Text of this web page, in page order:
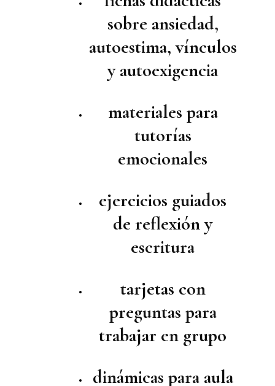
sobre ansiedad,
autoestima, vínculos
y autoexigencia
materiales para
tutorías
emocionales
ejercicios guiados
de reflexión y
escritura
tarjetas con
preguntas para
trabajar en grupo
dinámicas para aula